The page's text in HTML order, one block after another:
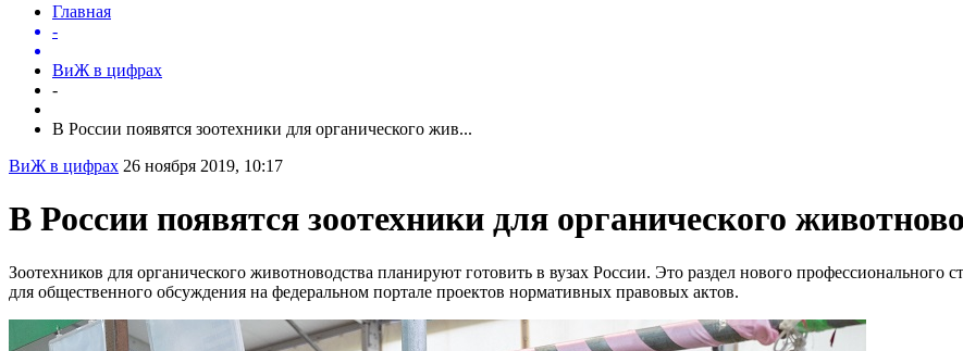
Главная
-
ВиЖ в цифрах
-
В России появятся зоотехники для органического жив...
ВиЖ в цифрах 26 ноября 2019, 10:17
В России появятся зоотехники для органического
Зоотехников для органического животноводства планируют готовить в вузах России. Это раздел нового
для общественного обсуждения на федеральном портале проектов нормативных правовых актов.